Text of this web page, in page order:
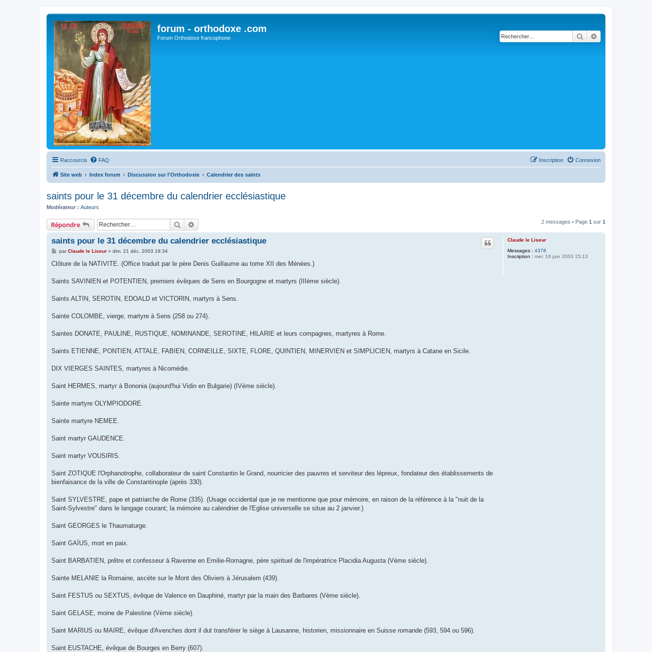
forum - orthodoxe .com
Forum Orthodoxe francophone Rechercher
Raccourcis FAQ Connexion
Inscription
Site web Index forum Discussion sur l'Orthodoxie Calendrier des saints
saints pour le 31 décembre du calendrier ecclésiastique
Modérateur : Auteurs
Répondre Rechercher 2 messages • Page 1 sur 1
Claude le Liseur
Messages : 4378
Inscription : mer. 18 juin 2003 15:13
saints pour le 31 décembre du calendrier ecclésiastique
M
s
g
parClaude le Liseur» dim. 21 déc. 2003 18:34
Clôture de la NATIVITE. (Office traduit par le père Denis Guillaume au tome XII des Ménées.)
Saints SAVINIEN et POTENTIEN, premiers évêques de Sens en Bourgogne et martyrs (IIIème siècle).
Saints ALTIN, SEROTIN, EDOALD et VICTORIN, martyrs à Sens.
Sainte COLOMBE, vierge, martyre à Sens (258 ou 274).
Saintes DONATE, PAULINE, RUSTIQUE, NOMINANDE, SEROTINE, HILARIE et leurs compagnes, martyres à Rome.
Saints ETIENNE, PONTIEN, ATTALE, FABIEN, CORNEILLE, SIXTE, FLORE, QUINTIEN, MINERVIEN et SIMPLICIEN, martyrs à Catane en Sicile.
DIX VIERGES SAINTES, martyres à Nicomédie.
Saint HERMES, martyr à Bononia (aujourd'hui Vidin en Bulgarie) (IVème siècle).
Sainte martyre OLYMPIODORE.
Sainte martyre NEMEE.
Saint martyr GAUDENCE.
Saint martyr VOUSIRIS.
Saint ZOTIQUE l'Orphanotrophe, collaborateur de saint Constantin le Grand, nourricier des pauvres et serviteur des lépreux, fondateur des établissements de
bienfaisance de la ville de Constantinople (après 330).
Saint SYLVESTRE, pape et patriarche de Rome (335). (Usage occidental que je ne mentionne que pour mémoire, en raison de la référence à la "nuit de la
Saint-Sylvestre" dans le langage courant; la mémoire au calendrier de l'Eglise universelle se situe au 2 janvier.)
Saint GEORGES le Thaumaturge.
Saint GAÏUS, mort en paix.
Saint BARBATIEN, prêtre et confesseur à Ravenne en Emilie-Romagne, père spirituel de l'impératrice Placidia Augusta (Vème siècle).
Sainte MELANIE la Romaine, ascète sur le Mont des Oliviers à Jérusalem (439).
Saint FESTUS ou SEXTUS, évêque de Valence en Dauphiné, martyr par la main des Barbares (Vème siècle).
Saint GELASE, moine de Palestine (Vème siècle).
Saint MARIUS ou MAIRE, évêque d'Avenches dont il dut transférer le siège à Lausanne, historien, missionnaire en Suisse romande (593, 594 ou 596).
Saint EUSTACHE, évêque de Bourges en Berry (607).